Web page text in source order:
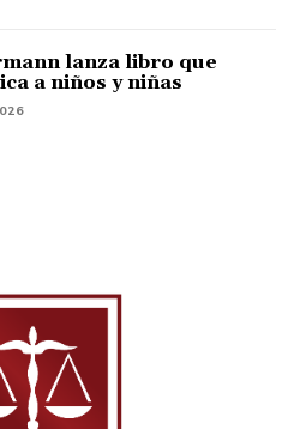
lanza libro que
a niños y niñas